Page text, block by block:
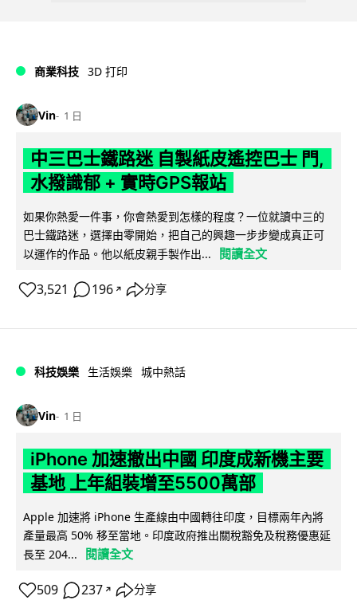
商業科技 3D 打印
Vin 1 日
中三巴士鐵路迷 自製紙皮遙控巴士 門,
水撥識郁 + 實時GPS報站
如果你熱愛一件事，你會熱愛到怎樣的程度？一位就讀中三的
巴士鐵路迷，選擇由零開始，把自己的興趣一步步變成真正可
以運作的作品。他以紙皮親手製作出...
閱讀全文
3,521 196 ↗ 分享
科技娛樂 生活娛樂 城中熱話
Vin 1 日
iPhone 加速撤出中國 印度成新機主要
基地 上年組裝增至5500萬部
Apple 加速將 iPhone 生產線由中國轉往印度，目標兩年內將
產量最高 50% 移至當地。印度政府推出關稅豁免及稅務優惠延
長至 204...
閱讀全文
509 237 ↗ 分享